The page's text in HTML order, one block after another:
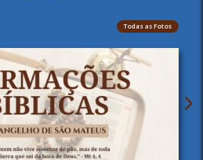
Todas as Fotos